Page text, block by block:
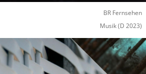
BR Fernsehen
Musik(D 2023)